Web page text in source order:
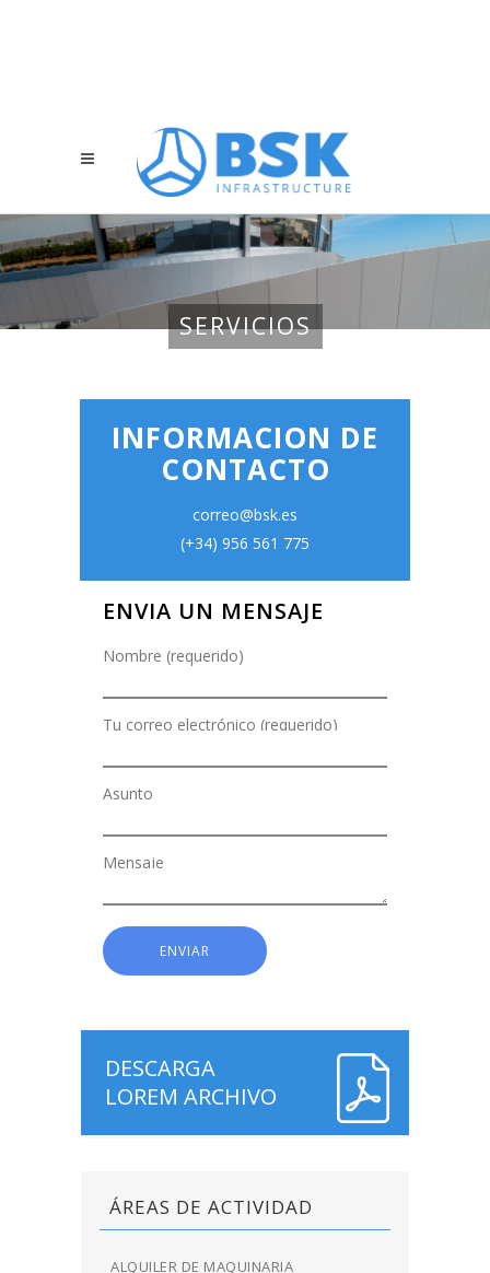
SERVICIOS
INFORMACION DE
CONTACTO
correo@bsk.es
(+34) 956 561 775
ENVIA UN MENSAJE
Nombre (requerido)
Tu correo electrónico (requerido)
Asunto
Mensaje
DESCARGA
LOREM ARCHIVO
ÁREAS DE ACTIVIDAD
ALQUILER DE MAQUINARIA